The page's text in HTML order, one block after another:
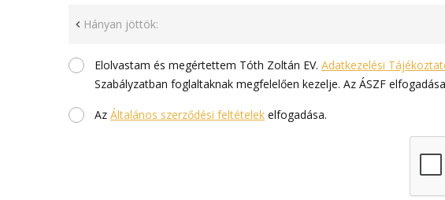
Hányan jöttök:
Elolvastam és megértettem Tóth Zoltán EV. Adatkezelési
Szabályzatban foglaltaknak megfelelően kezelje. Az ÁSZF
Az Általános szerződési feltételek elfogadása.